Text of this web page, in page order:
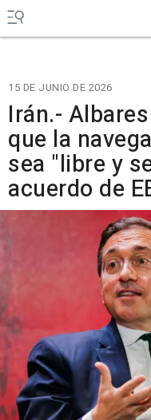
15 DE JUNIO DE 2026
Irán.-
que la
sea "libre y
acuerdo de